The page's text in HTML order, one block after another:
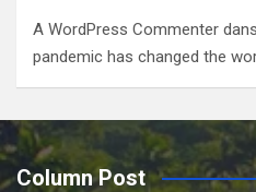
A WordPress Commenter dans
pandemic has changed the
Column Post